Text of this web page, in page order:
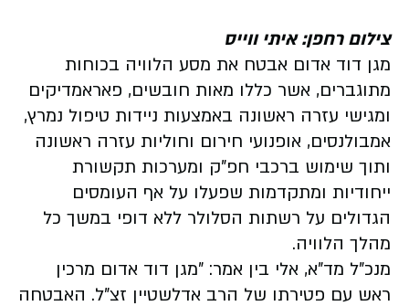
צילום רחפן: איתי ווייס
מגן דוד אדום אבטח את מסע הלוויה בכוחות
מתוגברים, אשר כללו מאות חובשים, פאראמדיקים
ומגישי עזרה ראשונה באמצעות ניידות טיפול נמרץ,
אמבולנסים, אופנועי חירום וחוליות עזרה ראשונה
ותוך שימוש ברכבי חפ"ק ומערכות תקשורת
ייחודיות ומתקדמות שפעלו על אף העומסים
הגדולים על רשתות הסלולר ללא דופי במשך כל
מהלך הלוויה.
מנכ"ל מד"א, אלי בין אמר: "מגן דוד אדום מרכין
ראש עם פטירתו של הרב אדלשטיין זצ"ל. האבטחה